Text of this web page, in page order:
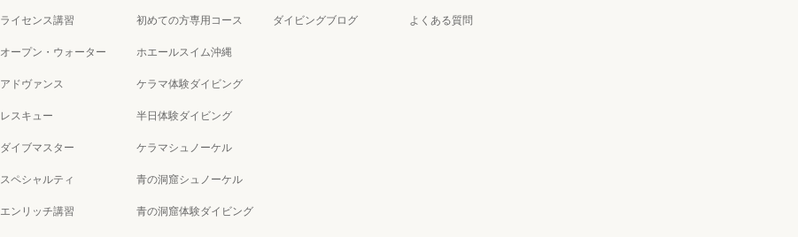
ライセンス講習
オープン・ウォーター
アドヴァンス
レスキュー
ダイブマスター
スペシャルティ
エンリッチ講習
初めての方専用コース
ホエールスイム沖縄
ケラマ体験ダイビング
半日体験ダイビング
ケラマシュノーケル
青の洞窟シュノーケル
青の洞窟体験ダイビング
ダイビングブログ よくある質問